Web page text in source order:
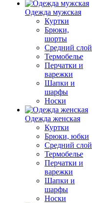
Одежда мужская
Куртки
Брюки,
шорты
Средний слой
Термобелье
Перчатки и
варежки
Шапки и
шарфы
Носки
Одежда женская
Куртки
Брюки, юбки
Средний слой
Термобелье
Перчатки и
варежки
Шапки и
шарфы
Носки